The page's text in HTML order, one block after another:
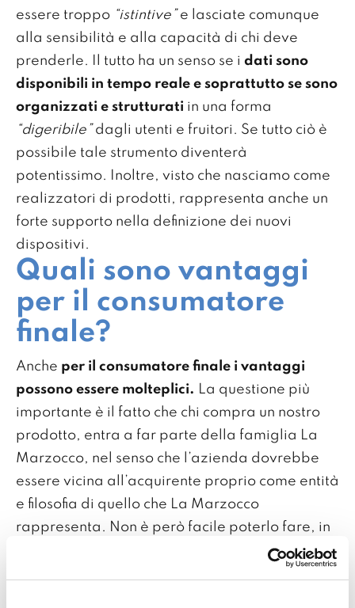
essere troppo “istintive”e lasciate comunque
alla sensibilità e alla capacità di chi deve
prenderle. Il tutto ha un senso se i dati sono
disponibili in tempo reale e soprattutto se sono
organizzati e strutturati in una forma
“digeribile”dagli utenti e fruitori. Se tutto ciò è
possibile tale strumento diventerà
potentissimo. Inoltre, visto che nasciamo come
realizzatori di prodotti, rappresenta anche un
forte supporto nella definizione dei nuovi
dispositivi.
Quali sono vantaggi
per il consumatore
finale?
Anche per il consumatore finale i vantaggi
possono essere molteplici. La questione più
importante è il fatto che chi compra un nostro
prodotto, entra a far parte della famiglia La
Marzocco, nel senso che l’azienda dovrebbe
essere vicina all’acquirente proprio come entità
e filosofia di quello che La Marzocco
rappresenta. Non è però facile poterlo fare, in